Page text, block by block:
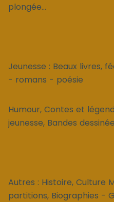
plongée...
Jeunesse : Beaux livres,
- romans - poésie
Humour, Contes et
jeunesse, Bandes
Autres : Histoire, Culture
partitions, Biographies -